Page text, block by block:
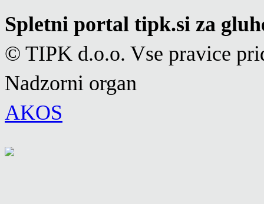
Spletni portal tipk.si za
© TIPK d.o.o. Vse pravice
Nadzorni organ
AKOS